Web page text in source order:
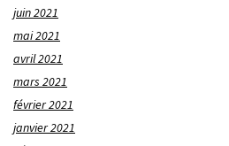
juin 2021
mai 2021
avril 2021
mars 2021
février 2021
janvier 2021